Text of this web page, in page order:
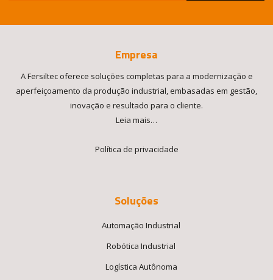
Empresa
A Fersiltec oferece soluções completas para a modernização e
aperfeiçoamento da produção industrial, embasadas em gestão,
inovação e resultado para o cliente.
Leia mais…
Política de privacidade
Soluções
Automação Industrial
Robótica Industrial
Logística Autônoma